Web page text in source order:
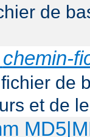
de
chemin-
de
et de